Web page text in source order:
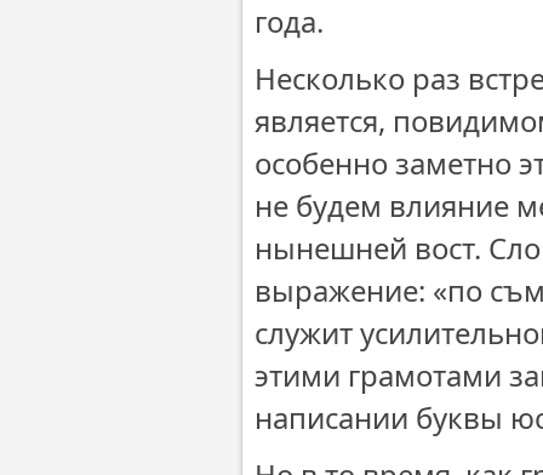
года.
Несколько раз
является,
особенно заметно
не будем влияние
нынешней вост.
выражение: «по
служит
этими грамотами
написании буквы